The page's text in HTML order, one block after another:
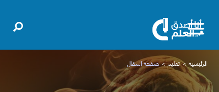
الرئيسية تعليم صفحة المقال